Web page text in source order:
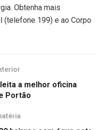
Obtenha mais
(telefone 199) e ao Corpo
a melhor oficina
Portão